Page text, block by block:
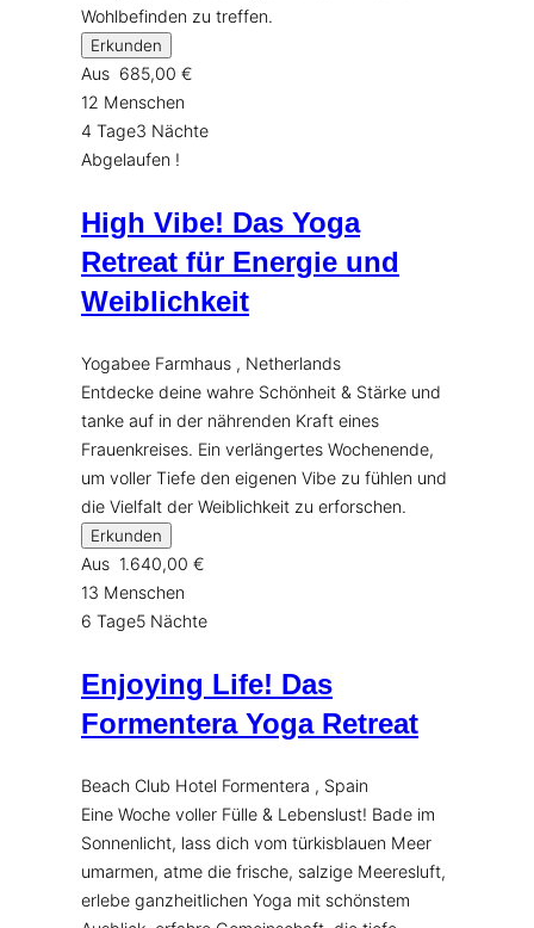
Wohlbefinden zu treffen.
Erkunden
Aus 685,00 €
12 Menschen
4 Tage3 Nächte
Abgelaufen !
High Vibe! Das Yoga
Retreat für Energie und
Weiblichkeit
Yogabee Farmhaus , Netherlands
Entdecke deine wahre Schönheit & Stärke und
tanke auf in der nährenden Kraft eines
Frauenkreises. Ein verlängertes Wochenende,
um voller Tiefe den eigenen Vibe zu fühlen und
die Vielfalt der Weiblichkeit zu erforschen.
Erkunden
Aus 1.640,00 €
13 Menschen
6 Tage5 Nächte
Enjoying Life! Das
Formentera Yoga Retreat
Beach Club Hotel Formentera , Spain
Eine Woche voller Fülle & Lebenslust! Bade im
Sonnenlicht, lass dich vom türkisblauen Meer
umarmen, atme die frische, salzige Meeresluft,
erlebe ganzheitlichen Yoga mit schönstem